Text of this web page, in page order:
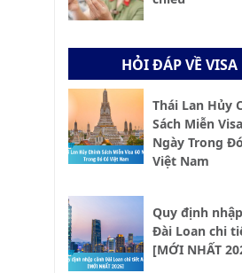
HỎI ĐÁP VỀ VISA
Thái Lan Hủy
Sách Miễn
Ngày Trong
Việt Nam
Quy định
Đài Loan chi
[MỚI NHẤT